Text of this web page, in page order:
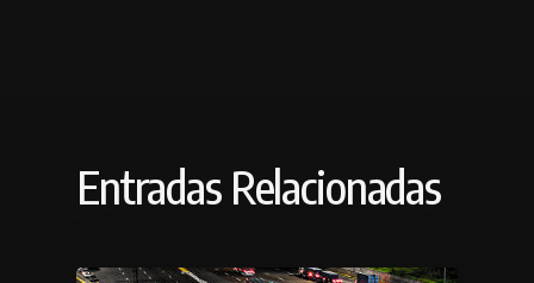
Entradas Relacionadas